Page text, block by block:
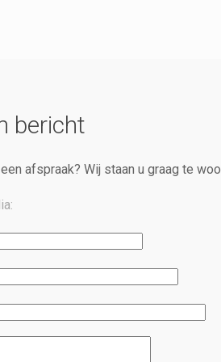
bericht
afspraak? Wij staan u graag te